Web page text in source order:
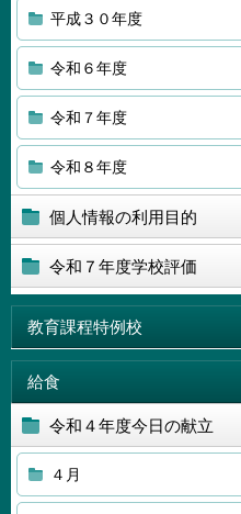
平成３０年度
令和６年度
令和７年度
令和８年度
個人情報の利用目的
令和７年度学校評価
教育課程特例校
給食
令和４年度今日の献立
４月